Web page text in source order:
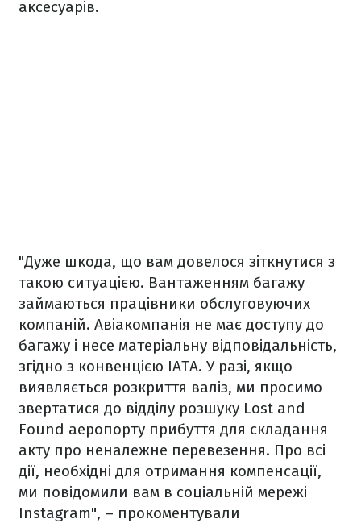
аксесуарів.
"Дуже шкода, що вам довелося зіткнутися з
такою ситуацією. Вантаженням багажу
займаються працівники обслуговуючих
компаній. Авіакомпанія не має доступу до
багажу і несе матеріальну відповідальність,
згідно з конвенцією ІАТА. У разі, якщо
виявляється розкриття валіз, ми просимо
звертатися до відділу розшуку Lost and
Found аеропорту прибуття для складання
акту про неналежне перевезення. Про всі
дії, необхідні для отримання компенсації,
ми повідомили вам в соціальній мережі
Instagram", – прокоментували